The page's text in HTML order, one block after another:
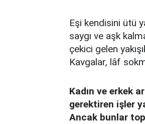
Eşi kendisini ütü
saygı ve aşk
çekici gelen
Kavgalar, lâf
Kadın ve erkek
gerektiren işler
Ancak bunlar